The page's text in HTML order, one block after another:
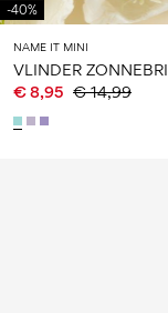
-40%
NAME IT MINI
VLINDER
€ 8,95 € 14,99